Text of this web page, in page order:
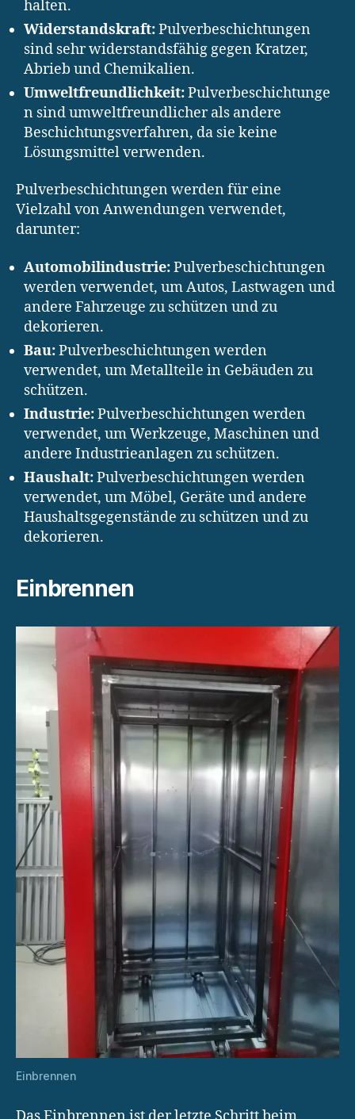
halten.
Widerstandskraft:Pulverbeschichtungen
sind sehr widerstandsfähig gegen Kratzer,
Abrieb und Chemikalien.
Umweltfreundlichkeit:Pulverbeschichtunge
n sind umweltfreundlicher als andere
Beschichtungsverfahren, da sie keine
Lösungsmittel verwenden.
Pulverbeschichtungen werden für eine
Vielzahl von Anwendungen verwendet,
darunter:
Automobilindustrie:Pulverbeschichtungen
werden verwendet, um Autos, Lastwagen und
andere Fahrzeuge zu schützen und zu
dekorieren.
Bau:Pulverbeschichtungen werden
verwendet, um Metallteile in Gebäuden zu
schützen.
Industrie:Pulverbeschichtungen werden
verwendet, um Werkzeuge, Maschinen und
andere Industrieanlagen zu schützen.
Haushalt:Pulverbeschichtungen werden
verwendet, um Möbel, Geräte und andere
Haushaltsgegenstände zu schützen und zu
dekorieren.
Einbrennen
Einbrennen